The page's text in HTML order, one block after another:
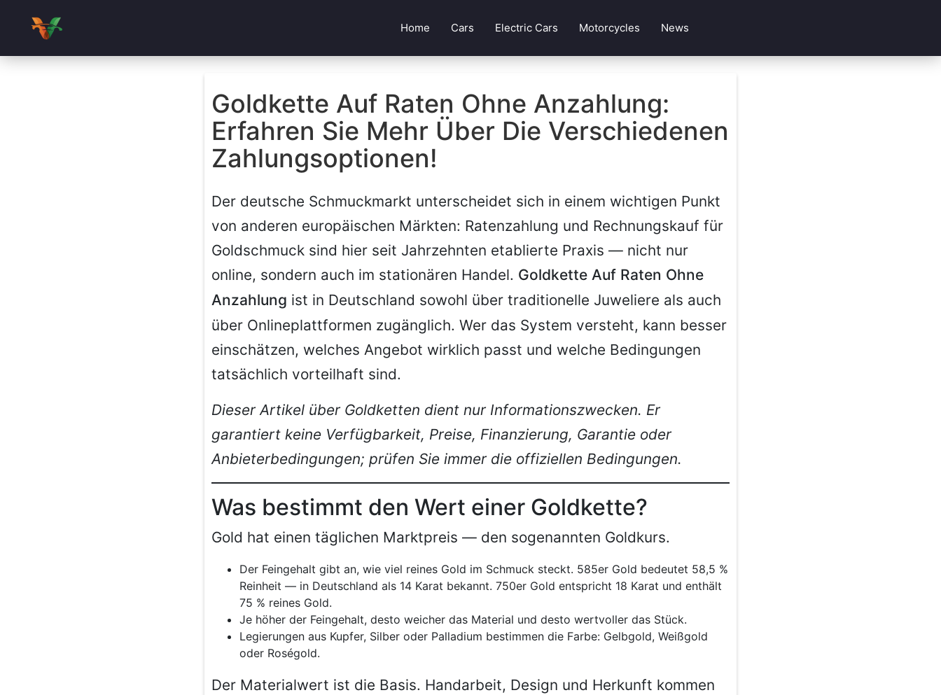
Home Cars Electric Cars Motorcycles News
Goldkette Auf Raten Ohne Anzahlung:
Erfahren Sie Mehr Über Die Verschiedenen
Zahlungsoptionen!
Der deutsche Schmuckmarkt unterscheidet sich in einem wichtigen Punkt
von anderen europäischen Märkten: Ratenzahlung und Rechnungskauf für
Goldschmuck sind hier seit Jahrzehnten etablierte Praxis — nicht nur
online, sondern auch im stationären Handel. Goldkette Auf Raten Ohne
Anzahlung ist in Deutschland sowohl über traditionelle Juweliere als auch
über Onlineplattformen zugänglich. Wer das System versteht, kann besser
einschätzen, welches Angebot wirklich passt und welche Bedingungen
tatsächlich vorteilhaft sind.
Dieser Artikel über Goldketten dient nur Informationszwecken. Er
garantiert keine Verfügbarkeit, Preise, Finanzierung, Garantie oder
Anbieterbedingungen; prüfen Sie immer die offiziellen Bedingungen.
Was bestimmt den Wert einer Goldkette?
Gold hat einen täglichen Marktpreis — den sogenannten Goldkurs.
Der Feingehalt gibt an, wie viel reines Gold im Schmuck steckt. 585er Gold bedeutet 58,5 %
Reinheit — in Deutschland als 14 Karat bekannt. 750er Gold entspricht 18 Karat und enthält
75 % reines Gold.
Je höher der Feingehalt, desto weicher das Material und desto wertvoller das Stück.
Legierungen aus Kupfer, Silber oder Palladium bestimmen die Farbe: Gelbgold, Weißgold
oder Roségold.
Der Materialwert ist die Basis. Handarbeit, Design und Herkunft kommen